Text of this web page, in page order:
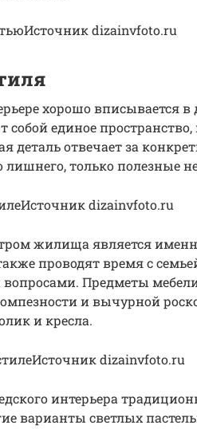
dizainvfoto.ru
хорошо вписывается в
единое пространство,
деталь отвечает за
только полезные
dizainvfoto.ru
жилища является
проводят время с
Предметы
и вычурной
и кресла.
dizainvfoto.ru
интерьера
варианты светлых